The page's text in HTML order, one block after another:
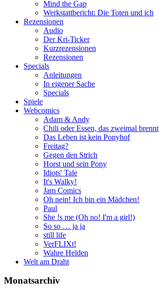
Mind the Gap
Werkstattbericht: Die Toten und ich
Rezensionen
Audio
Der Kri-Ticker
Kurzrezensionen
Rezensionen
Specials
Anleitungen
In eigener Sache
Specials
Spiele
Webcomics
Adam & Andy
Chili oder Essen, das zweimal brennt
Das Leben ist kein Ponyhof
Freitag?
Gegen den Strich
Horst und sein Pony
Idiots' Tale
It's Walky!
Jam Comics
Oh nein! Ich bin ein Mädchen!
Paul
She !s me (Oh no! I'm a girl!)
So so … ja ja
still life
VerFLIXt!
Wahre Helden
Welt am Draht
Monatsarchiv